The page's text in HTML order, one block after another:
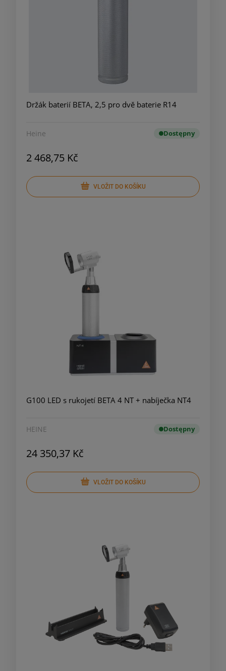
Držák baterií BETA, 2,5 pro dvě baterie R14
Heine Dostępny
2 468,75 Kč
VLOŽIT DO KOŠÍKU
G100 LED s rukojetí BETA 4 NT + nabíječka NT4
HEINE Dostępny
24 350,37 Kč
VLOŽIT DO KOŠÍKU